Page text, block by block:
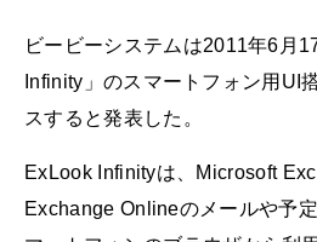
ビービーシステムは2011年6月
Infinity」のスマートフォン用UI
スすると発表した。
ExLook Infinityは、Microsoft
Exchange Onlineのメールや予